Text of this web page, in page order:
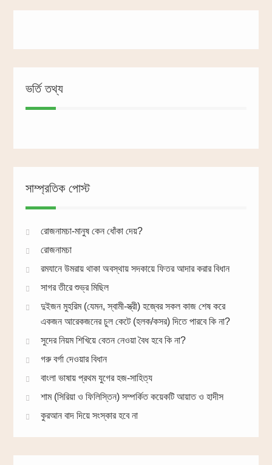
ভর্তি তথ্য
সাম্প্রতিক পোস্ট
রোজনামচা-মানুষ কেন ধোঁকা দেয়?
রোজনামচা
রমযানে উমরায় থাকা অবস্থায় সদকায়ে ফিতর আদার করার বিধান
সাগর তীরে শুভ্র মিছিল
দুইজন মুহরিম (যেমন, স্বামী-স্ত্রী) হজ্বের সকল কাজ শেষ করে
একজন আরেকজনের চুল কেটে (হলক/কসর) দিতে পারবে কি না?
সুদের নিয়ম শিখিয়ে বেতন নেওয়া বৈধ হবে কি না?
গরু বর্গা দেওয়ার বিধান
বাংলা ভাষায় প্রথম যুগের হজ-সাহিত্য
শাম (সিরিয়া ও ফিলিস্তিন) সম্পর্কিত কয়েকটি আয়াত ও হাদীস
কুরআন বাদ দিয়ে সংস্কার হবে না